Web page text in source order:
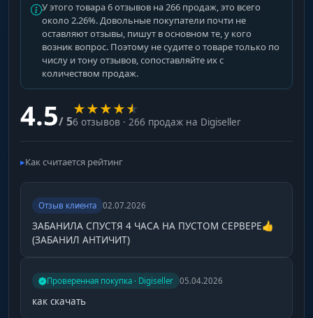
У этого товара 6 отзывов на 266 продаж, это всего
около 2.26%. Довольные покупатели почти не
оставляют отзывы, пишут в основном те, у кого
возник вопрос. Поэтому не судите о товаре только по
числу и тону отзывов, сопоставляйте их с
количеством продаж.
4.5/ 5
★★★★★
6 отзывов · 266 продаж на Digiseller
Как считается рейтинг
Отзыв клиента 02.07.2026
ЗАБАНИЛА СПУСТЯ 4 ЧАСА НА ПУСТОМ СЕРВЕРЕ👍
(ЗАБАНИЛ АНТИЧИТ)
Проверенная покупка · Digiseller 05.04.2026
как скачать